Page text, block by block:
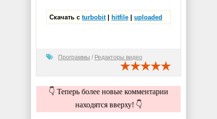
Скачать сturbobit| hitfile |uploaded
Программы / Редакторы видео
👇 Теперь более новые комментарии
находятся вверху! 👇